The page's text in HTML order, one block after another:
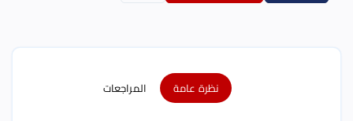
نظرة عامة المراجعات